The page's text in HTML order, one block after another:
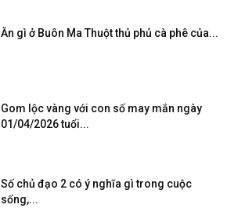
Ăn gì ở Buôn Ma Thuột thủ phủ cà phê của...
Gom lộc vàng với con số may mắn ngày
01/04/2026 tuổi...
Số chủ đạo 2 có ý nghĩa gì trong cuộc
sống,...